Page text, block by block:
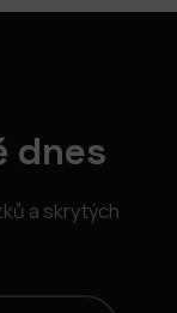
dnes
a skrytých